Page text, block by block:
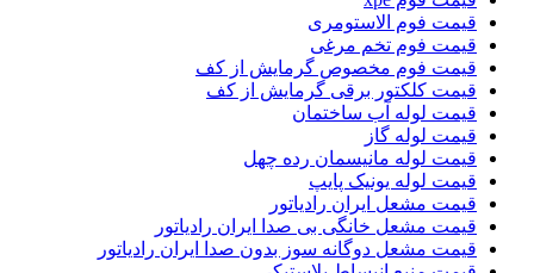
قیمت فوم الاستومری
قیمت فوم تخم مرغی
قیمت فوم مخصوص گرمایش از کف
قیمت کلکتور برقی گرمایش از کف
قیمت لوله آب ساختمان
قیمت لوله گاز
قیمت لوله مانیسمان رده چهل
قیمت لوله یونیک پایپ
قیمت مشعل ایران رادیاتور
قیمت مشعل خانگی بی صدا ایران رادیاتور
قیمت مشعل دوگانه سوز بدون صدا ایران رادیاتور